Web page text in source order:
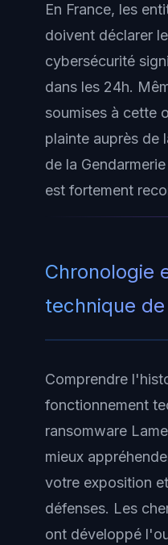
En France, les
doivent déclarer
cybersécurité
dans les 24h.
soumises à cette
plainte auprès de
de la
est fortement
Chronologie
technique
Comprendre
fonctionnement
ransomware
mieux
votre exposition
défenses. Les
ont développé